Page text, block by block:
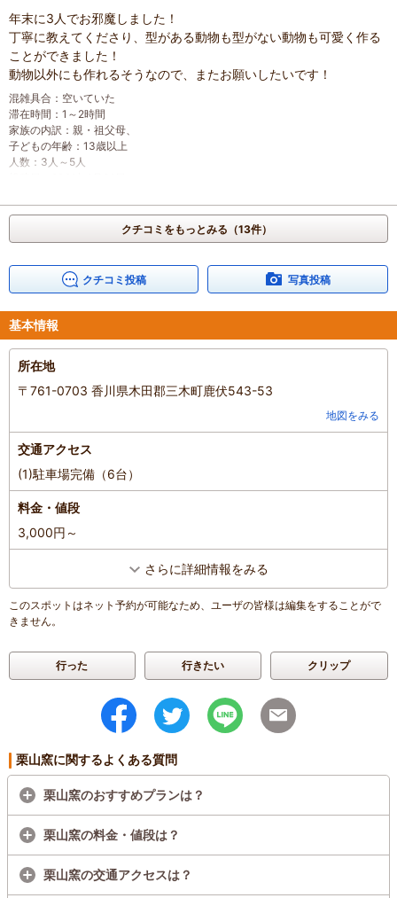
投稿日：2021年1月31日
年末に3人でお邪魔しました！
丁寧に教えてくださり、型がある動物も型がない動物も可愛く作る
ことができました！
動物以外にも作れるそうなので、またお願いしたいです！
混雑具合 ： 空いていた
滞在時間 ： 1～2時間
家族の内訳 ： 親・祖父母、
子どもの年齢 ： 13歳以上
人数 ： 3人～5人
クチコミをもっとみる（13件）
クチコミ投稿 写真投稿
基本情報
所在地
〒761-0703 香川県木田郡三木町鹿伏543-53
地図をみる
交通アクセス
(1)駐車場完備（6台）
料金・値段
3,000円～
さらに詳細情報をみる
このスポットはネット予約が可能なため、ユーザの皆様は編集をすることがで
きません。
行った 行きたい クリップ
栗山窯に関するよくある質問
栗山窯のおすすめプランは？
栗山窯の料金・値段は？
栗山窯の交通アクセスは？